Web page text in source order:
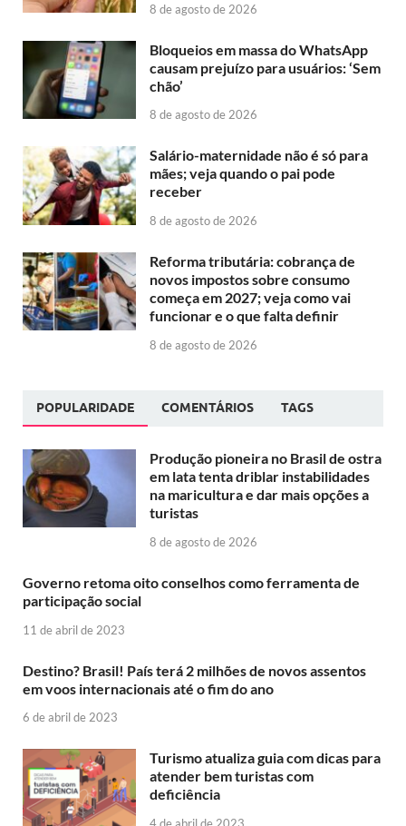
8 de agosto de 2026
Bloqueios em massa do WhatsApp
causam prejuízo para usuários: ‘Sem
chão’
8 de agosto de 2026
Salário-maternidade não é só para
mães; veja quando o pai pode
receber
8 de agosto de 2026
Reforma tributária: cobrança de
novos impostos sobre consumo
começa em 2027; veja como vai
funcionar e o que falta definir
8 de agosto de 2026
POPULARIDADE COMENTÁRIOS TAGS
Produção pioneira no Brasil de ostra
em lata tenta driblar instabilidades
na maricultura e dar mais opções a
turistas
8 de agosto de 2026
Governo retoma oito conselhos como ferramenta de
participação social
11 de abril de 2023
Destino? Brasil! País terá 2 milhões de novos assentos
em voos internacionais até o fim do ano
6 de abril de 2023
Turismo atualiza guia com dicas para
atender bem turistas com
deficiência